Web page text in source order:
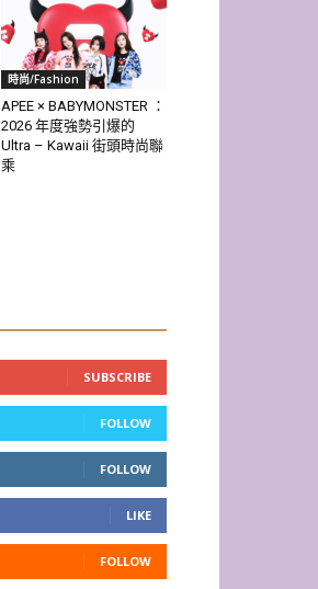
時尚/Fashion
APEE × BABYMONSTER ：
2026 年度強勢引爆的
Ultra – Kawaii 街頭時尚聯
乘
SUBSCRIBE
FOLLOW
FOLLOW
LIKE
FOLLOW